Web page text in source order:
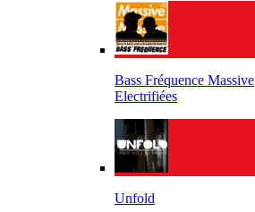
Bass Fréquence Massive
Electrifiées
Unfold